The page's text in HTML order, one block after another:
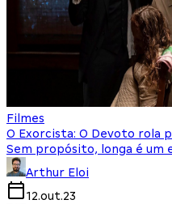
Filmes
O Exorcista: O Devoto rola
Sem propósito, longa é um
Arthur Eloi
12.out.23